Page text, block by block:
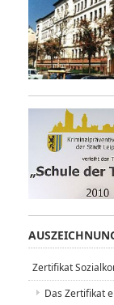
Zertifikat
Das Zertifikat